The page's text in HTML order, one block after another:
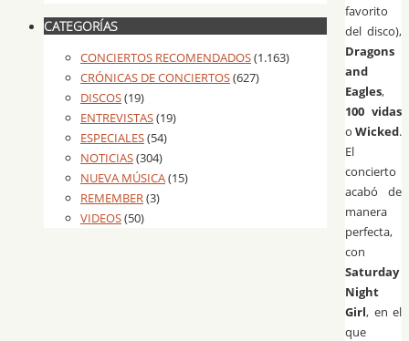
favorito
del disco),
Dragons
and
Eagles,
100 vidas
o Wicked.
El
concierto
acabó de
manera
perfecta,
con
Saturday
Night
Girl, en el
que
CATEGORÍAS
CONCIERTOS RECOMENDADOS(1.163)
CRÓNICAS DE CONCIERTOS(627)
DISCOS(19)
ENTREVISTAS(19)
ESPECIALES(54)
NOTICIAS(304)
NUEVA MÚSICA(15)
REMEMBER(3)
VIDEOS(50)